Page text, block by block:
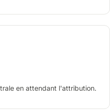
en attendant l'attribution.